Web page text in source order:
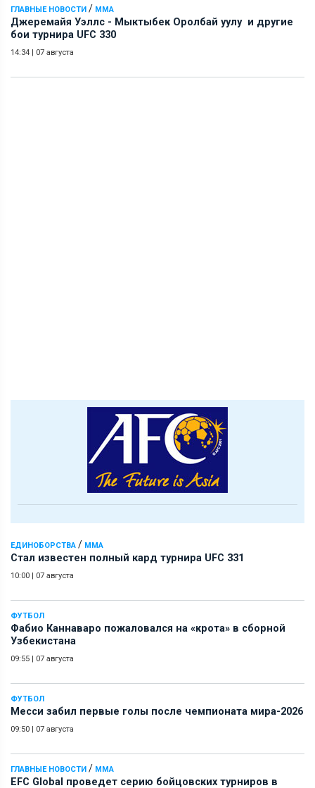
ГЛАВНЫЕ НОВОСТИ / ММА
Джеремайя Уэллс - Мыктыбек Оролбай уулу и другие
бои турнира UFC 330
14:34 07 августа
ЕДИНОБОРСТВА / ММА
Стал известен полный кард турнира UFC 331
10:00 07 августа
ФУТБОЛ
Фабио Каннаваро пожаловался на «крота» в сборной
Узбекистана
09:55 07 августа
ФУТБОЛ
Месси забил первые голы после чемпионата мира-2026
09:50 07 августа
ГЛАВНЫЕ НОВОСТИ / ММА
EFC Global проведет серию бойцовских турниров в